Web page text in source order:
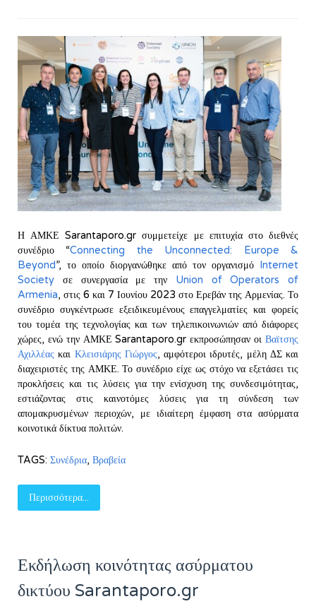
Η ΑΜΚΕ Sarantaporo.gr συμμετείχε με επιτυχία στο διεθνές
συνέδριο “Connecting the Unconnected: Europe &
Beyond”, το οποίο διοργανώθηκε από τον οργανισμό Internet
Society σε συνεργασία με την Union of Operators of
Armenia, στις 6 και 7 Ιουνίου 2023 στο Ερεβάν της Αρμενίας. Το
συνέδριο συγκέντρωσε εξειδικευμένους επαγγελματίες και φορείς
του τομέα της τεχνολογίας και των τηλεπικοινωνιών από διάφορες
χώρες, ενώ την ΑΜΚΕ Sarantaporo.gr εκπροσώπησαν οι Βαϊτσης
Αχιλλέας και Κλεισιάρης Γιώργος, αμφότεροι ιδρυτές, μέλη ΔΣ και
διαχειριστές της ΑΜΚΕ. Το συνέδριο είχε ως στόχο να εξετάσει τις
προκλήσεις και τις λύσεις για την ενίσχυση της συνδεσιμότητας,
εστιάζοντας στις καινοτόμες λύσεις για τη σύνδεση των
απομακρυσμένων περιοχών, με ιδιαίτερη έμφαση στα ασύρματα
κοινοτικά δίκτυα πολιτών.
TAGS: Συνέδρια, Βραβεία
Περισσότερα...
Εκδήλωση κοινότητας ασύρματου
δικτύου Sarantaporo.gr